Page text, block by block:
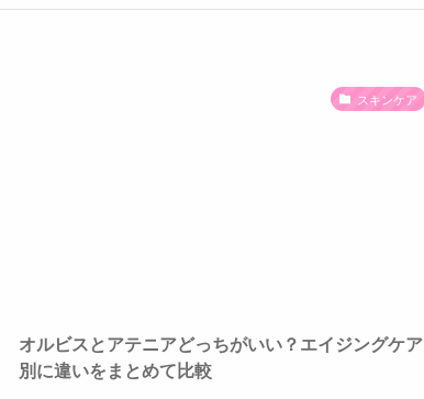
スキンケア
オルビスとアテニアどっちがいい？エイジングケア
別に違いをまとめて比較